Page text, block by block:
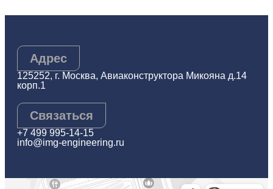
Адрес
125252, г. Москва, Авиаконструктора Микояна д.14
корп.1
Связаться
+7 499 995-14-15
info@img-engineering.ru